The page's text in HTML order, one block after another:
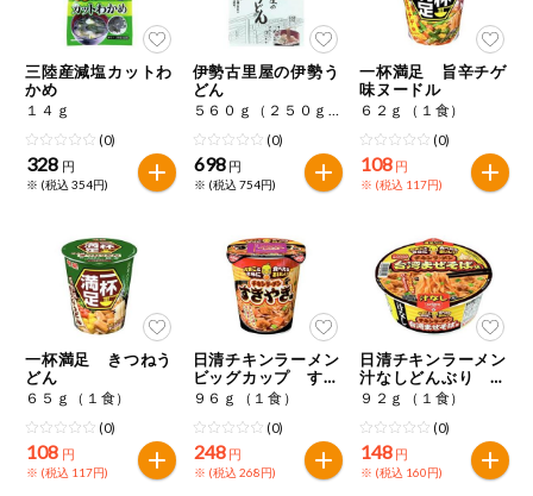
三陸産減塩カットわ
かめ
１４ｇ
(0)
328 円
※ (税込 354円)
伊勢古里屋の伊勢う
どん
５６０ｇ（２５０ｇ×２、たれ３０ｇ×２）
(0)
698 円
※ (税込 754円)
一杯満足 旨辛チゲ
味ヌードル
６２ｇ（１食）
(0)
108 円
※ (税込 117円)
一杯満足 きつねう
どん
６５ｇ（１食）
(0)
108 円
※ (税込 117円)
日清チキンラーメン
ビッグカップ すき
やき味
９６ｇ（１食）
(0)
248 円
※ (税込 268円)
日清チキンラーメン
汁なしどんぶり 台
湾まぜそば味
９２ｇ（１食）
(0)
148 円
※ (税込 160円)